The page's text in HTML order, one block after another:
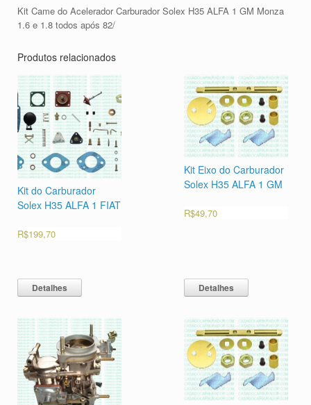
Kit Came do Acelerador Carburador Solex H35 ALFA 1 GM Monza
1.6 e 1.8 todos após 82/
Produtos relacionados
Kit do Carburador
Solex H35 ALFA 1 FIAT
R$199,70
Detalhes
Kit Eixo do Carburador
Solex H35 ALFA 1 GM
R$49,70
Detalhes